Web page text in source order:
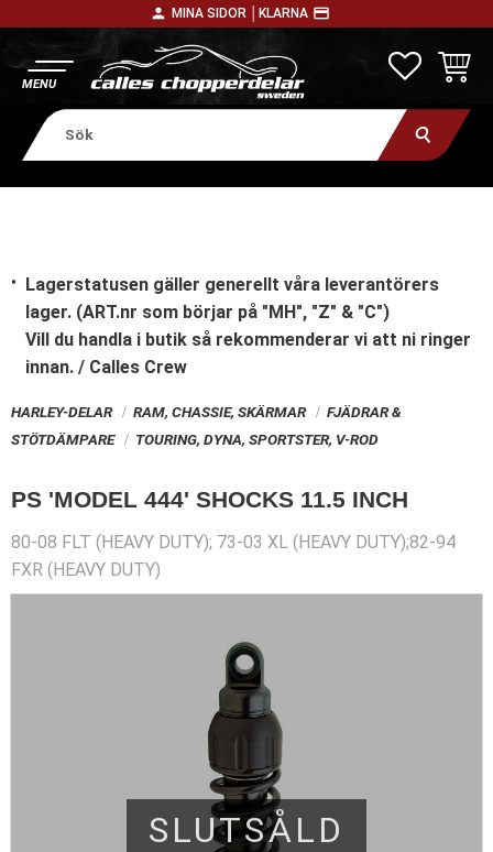
person MINA SIDOR │ KLARNA payment
Lagerstatusen gäller generellt våra leverantörers
lager. (ART.nr som börjar på "MH", "Z" & "C")
Vill du handla i butik så rekommenderar vi att ni ringer
innan. / Calles Crew
HARLEY-DELAR RAM, CHASSIE, SKÄRMAR
FJÄDRAR &
STÖTDÄMPARE
TOURING, DYNA, SPORTSTER, V-ROD
PS 'MODEL 444' SHOCKS 11.5 INCH
80-08 FLT (HEAVY DUTY); 73-03 XL (HEAVY DUTY);82-94
FXR (HEAVY DUTY)
SLUTSÅLD